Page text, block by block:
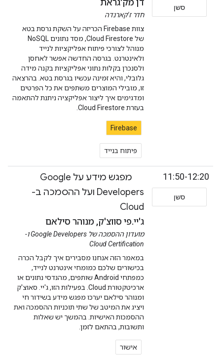
סשן דן מק'גראת
חדר ז'קארנדה
צוות Firebase הכריזה על השקת גרסת בטא
של Cloud Firestore, מסד נתונים NoSQL
מנוהל לצורכי פיתוח אפליקציות לנייד
ולאינטרנט. בגרסה החדשה אפשר לאחסן
ולסנכרן בקלות נתוני אפליקציות בקנה מידה
גלובלי, והיא זמינה עכשיו בגרסת בטא. בהרצאה
זו, מובילי המוצרים משתפים את כל הפרטים
ומדגימים איך ליצור אפליקציה ניתנת להתאמה
בעזרת Cloud Firestore.
Firebase
פיתוח בנייד
11:50-12:20
סשן
מפגש מידע על Google
Developers ועל ההסמכה ב-
Cloud
ג'יי.פי סווצ'ק, מנוהר סילאם
מועדון ההסמכה של Google Developers ו-
Cloud Certification
במאמר הזה אנחנו מסבירים איך לקבל הכרה
בכישורים שלכם כמומחי אינטרנט לנייד,
כמפתחי Android שותפים, מהנדסי נתונים או
ארכיטקטורת Cloud. בפעילות הזו, ג'יי. סאוצ'ק
ומנוהר סילאם יערכו מפגש מידע בשידור חי
ויציג את המיטב של שתי תוכניות ההסמכה ואת
ההסמכות האישיות. בהמשך יש שאלות
ותשובות, בהתאם לזמן.
אישור